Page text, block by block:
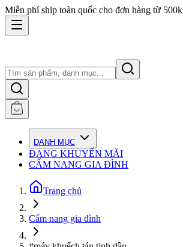
Miễn phí ship toàn quốc cho đơn hàng từ 500k
DANH MỤC
ĐANG KHUYẾN MÃI
CẨM NANG GIA ĐÌNH
Trang chủ
Cẩm nang gia đình